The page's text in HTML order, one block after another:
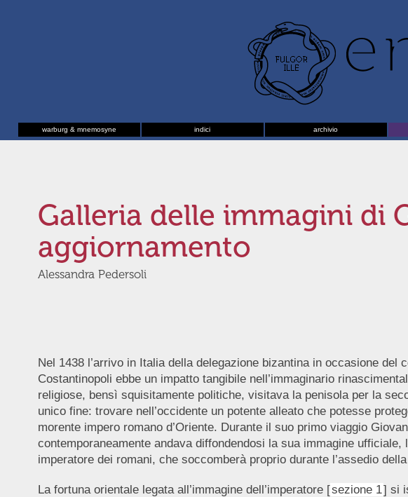
warburg & mnemosyne
indici archivio
Galleria delle immagini di
aggiornamento
Alessandra Pedersoli
Nel 1438 l’arrivo in Italia della delegazione bizantina in occasione
Costantinopoli ebbe un impatto tangibile nell’immaginario
religiose, bensì squisitamente politiche, visitava la penisola per la
unico fine: trovare nell’occidente un potente alleato che potesse
morente impero romano d’Oriente. Durante il suo primo viaggio
contemporaneamente andava diffondendosi la sua immagine
imperatore dei romani, che soccomberà proprio durante l’assedio
La fortuna orientale legata all’immagine dell’imperatore [sezione 1] si